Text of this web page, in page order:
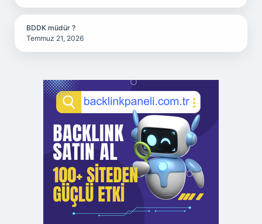
BDDK müdür ?
Temmuz 21, 2026